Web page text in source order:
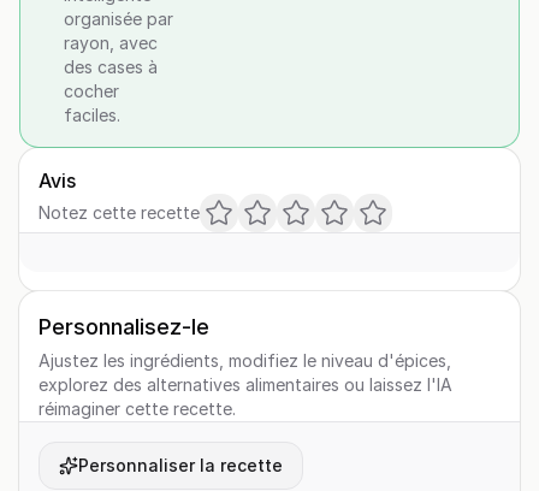
organisée par
rayon, avec
des cases à
cocher
faciles.
Avis
Notez cette recette
Personnalisez-le
Ajustez les ingrédients, modifiez le niveau d'épices,
explorez des alternatives alimentaires ou laissez l'IA
réimaginer cette recette.
Personnaliser la recette